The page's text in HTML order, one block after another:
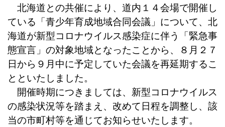
北海道との共催により、道内１４会場で開催し
ている「青少年育成地域合同会議」について、北
海道が新型コロナウイルス感染症に伴う「緊急事
態宣言」の対象地域となったことから、８月２７
日から９月中に予定していた会議を再延期するこ
とといたしました。
開催時期につきましては、新型コロナウイルス
の感染状況等を踏まえ、改めて日程を調整し、該
当の市町村等を通じてお知らせいたします。